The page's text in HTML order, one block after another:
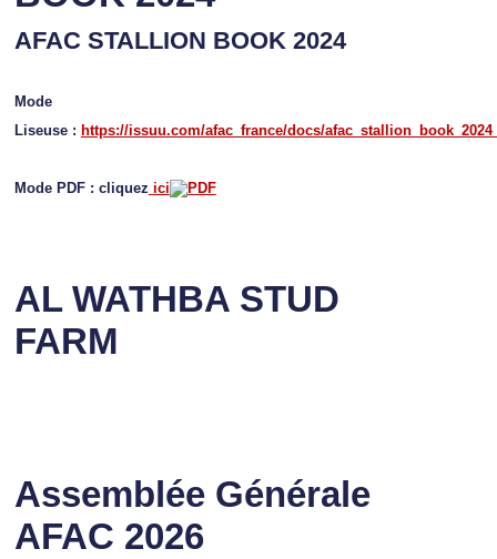
AFAC STALLION BOOK 2024
Mode
Liseuse : https://issuu.com/afac_france/docs/
Mode PDF : cliquez ici
AL WATHBA STUD
FARM
Assemblée Générale
AFAC 2026